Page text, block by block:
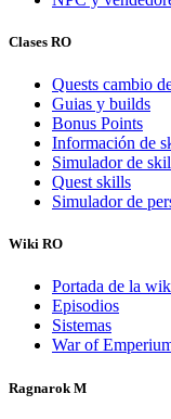
Clases RO
Quests cambio
Guias y builds
Bonus Points
Información de
Simulador de
Quest skills
Simulador de
Wiki RO
Portada de la
Episodios
Sistemas
War of
Ragnarok M